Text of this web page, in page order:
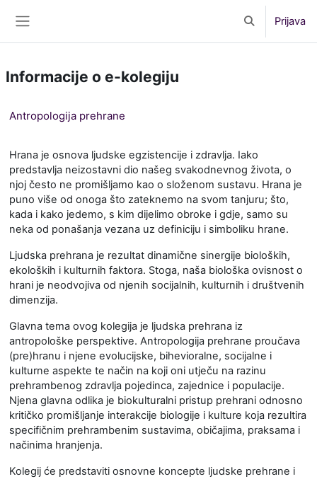
Toggle search
Prijava
Informacije o e-kolegiju
Antropologija prehrane
Hrana je osnova ljudske egzistencije i zdravlja. Iako
predstavlja neizostavni dio našeg svakodnevnog života, o
njoj često ne promišljamo kao o složenom sustavu. Hrana je
puno više od onoga što zateknemo na svom tanjuru; što,
kada i kako jedemo, s kim dijelimo obroke i gdje, samo su
neka od ponašanja vezana uz definiciju i simboliku hrane.
Ljudska prehrana je rezultat dinamične sinergije bioloških,
ekoloških i kulturnih faktora. Stoga, naša biološka ovisnost o
hrani je neodvojiva od njenih socijalnih, kulturnih i društvenih
dimenzija.
Glavna tema ovog kolegija je ljudska prehrana iz
antropološke perspektive. Antropologija prehrane proučava
(pre)hranu i njene evolucijske, bihevioralne, socijalne i
kulturne aspekte te način na koji oni utječu na razinu
prehrambenog zdravlja pojedinca, zajednice i populacije.
Njena glavna odlika je biokulturalni pristup prehrani odnosno
kritičko promišljanje interakcije biologije i kulture koja rezultira
specifičnim prehrambenim sustavima, običajima, praksama i
načinima hranjenja.
Kolegij će predstaviti osnovne koncepte ljudske prehrane i